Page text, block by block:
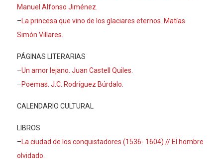
Manuel Alfonso Jiménez.
–La princesa que vino de los glaciares eternos. Matías
Simón Villares.
PÁGINAS LITERARIAS
–Un amor lejano. Juan Castell Quiles.
–Poemas. J.C. Rodríguez Búrdalo.
CALENDARIO CULTURAL
LIBROS
–La ciudad de los conquistadores (1536- 1604) // El hombre
olvidado.